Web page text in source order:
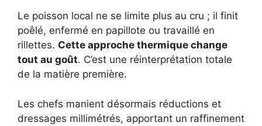
Le poisson local ne se limite plus au cru ; il finit
poêlé, enfermé en papillote ou travaillé en
rillettes. Cette approche thermique change
tout au goût. C’est une réinterprétation totale
de la matière première.
Les chefs manient désormais réductions et
dressages millimétrés, apportant un raffinement